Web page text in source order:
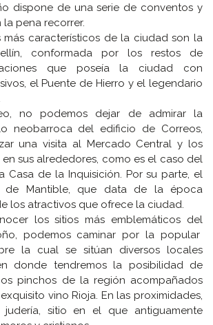
dispone de una serie de conventos y
la pena recorrer.
más característicos de la ciudad son la
conformada por los restos de
que poseía la ciudad con
el Puente de Hierro y el legendario
no podemos dejar de admirar la
neobarroca del edificio de Correos,
una visita al Mercado Central y los
sus alrededores, como es el caso del
Casa de la Inquisición. Por su parte, el
de Mantible, que data de la época
los atractivos que ofrece la ciudad.
los sitios más emblemáticos del
podemos caminar por la popular
la cual se sitúan diversos locales
donde tendremos la posibilidad de
pinchos de la región acompañados
vino Rioja. En las proximidades,
sitio en el que antiguamente